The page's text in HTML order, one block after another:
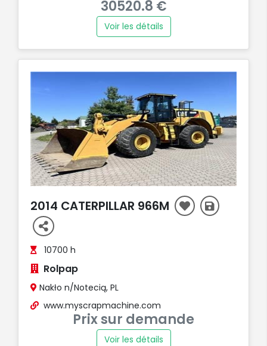
30520.8 €
Voir les détails
2014 CATERPILLAR 966M
10700 h
Rolpap
Nakło n/Notecią, PL
www.myscrapmachine.com
Prix sur demande
Voir les détails